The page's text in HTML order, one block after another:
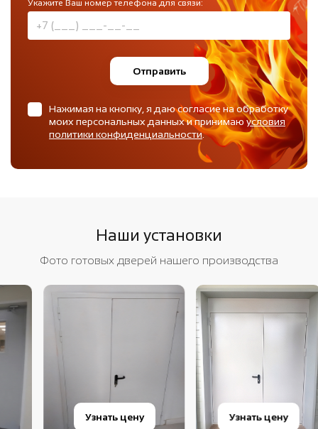
Укажите Ваш номер телефона для связи:
Отправить
Нажимая на кнопку, я даю согласие на обработку
моих персональных данных и принимаюусловия
политики конфиденциальности.
Наши установки
Фото готовых дверей нашего производства
Узнать цену Узнать цену